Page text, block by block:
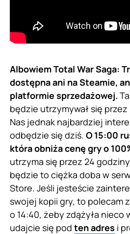
Albowiem Total War Saga:
dostępna ani na Steamie,
platformie sprzedażowej.
będzie utrzymywał się przez
Nas jednak najbardziej
odbędzie się dziś. O 15:00
która obniża cenę gry o
utrzyma się przez 24
będzie to ciężka doba w
Store. Jeśli jesteście
swojej kopii gry, to polecam
o 14:40, żeby zdążyła nieco
udajcie się pod ten adres i